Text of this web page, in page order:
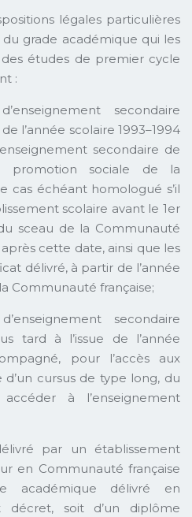
légales particulières
grade académique qui les
études de premier cycle
:
secondaire
l’année scolaire 1993–1994
secondaire de
promotion sociale de la
cas échéant homologué s’il
scolaire avant le 1er
sceau de la Communauté
après cette date, ainsi que les
délivré, à partir de l’année
Communauté française;
secondaire
tard à l’issue de l’année
pour l’accès aux
cursus de type long, du
à l’enseignement
par un établissement
en Communauté française
académique délivré en
décret, soit d’un diplôme